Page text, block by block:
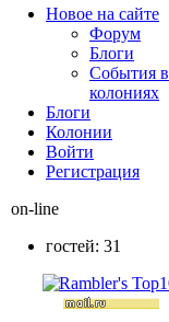
Новое на сайте
Форум
Блоги
События в
колониях
Блоги
Колонии
Войти
Peгиcтpaция
on-line
гостей: 31